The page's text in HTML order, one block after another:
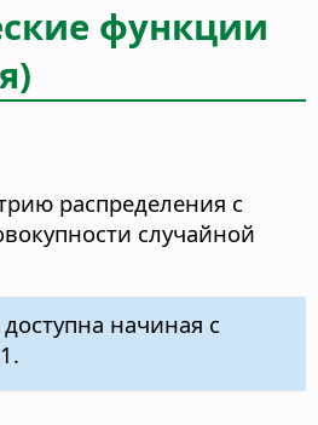
функции
распределения с
случайной
начиная с